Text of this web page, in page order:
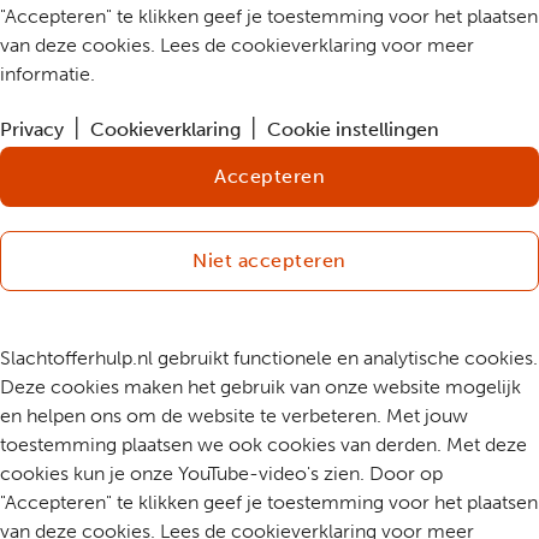
"Accepteren" te klikken geef je toestemming voor het plaatsen
van deze cookies. Lees de cookieverklaring voor meer
informatie.
Privacy Cookieverklaring Cookie instellingen
Accepteren
Niet accepteren
Slachtofferhulp.nl gebruikt functionele en analytische cookies.
Deze cookies maken het gebruik van onze website mogelijk
en helpen ons om de website te verbeteren. Met jouw
toestemming plaatsen we ook cookies van derden. Met deze
cookies kun je onze YouTube-video's zien. Door op
"Accepteren" te klikken geef je toestemming voor het plaatsen
van deze cookies. Lees de cookieverklaring voor meer